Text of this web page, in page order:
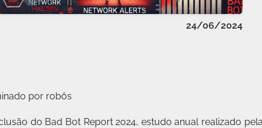
24/06/2024
por robôs
do Bad Bot Report 2024, estudo anual realizado